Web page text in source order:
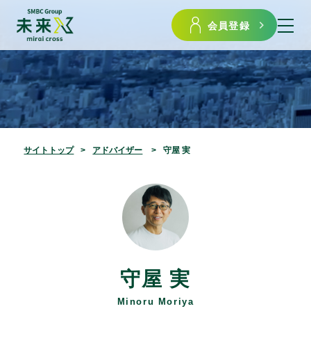
会員登録
サイトトップ アドバイザー 守屋 実
守屋 実
Minoru Moriya